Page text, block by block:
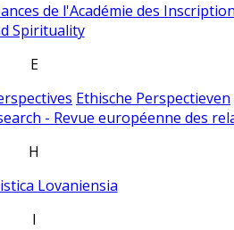
de l'Académie des
Spirituality
E
Ethische Perspectieven
- Revue européenne des
H
Lovaniensia
I